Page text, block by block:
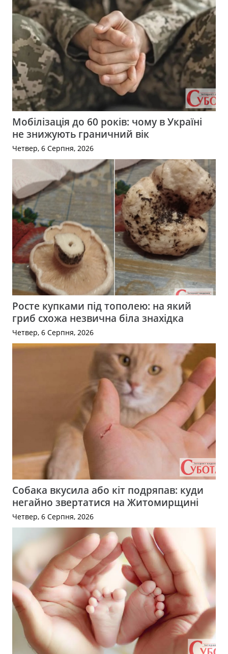
Мобілізація до 60 років: чому в Україні
не знижують граничний вік
Четвер, 6 Серпня, 2026
Росте купками під тополею: на який
гриб схожа незвична біла знахідка
Четвер, 6 Серпня, 2026
Собака вкусила або кіт подряпав: куди
негайно звертатися на Житомирщині
Четвер, 6 Серпня, 2026